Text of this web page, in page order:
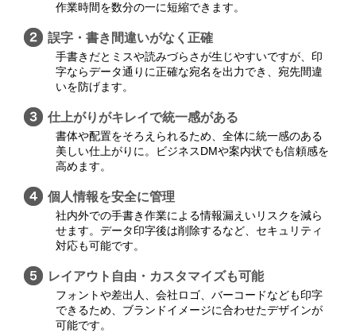
作業時間を数分の一に短縮できます。
誤字・書き間違いがなく正確
手書きだとミスや読みづらさが生じやすいですが、印
字ならデータ通りに正確な宛名を出力でき、宛先間違
いを防げます。
仕上がりがキレイで統一感がある
書体や配置をそろえられるため、全体に統一感のある
美しい仕上がりに。ビジネスDMや案内状でも信頼感を
高めます。
個人情報を安全に管理
社内外での手書き作業による情報漏えいリスクを減ら
せます。データ印字後は削除するなど、セキュリティ
対応も可能です。
レイアウト自由・カスタマイズも可能
フォントや差出人、会社ロゴ、バーコードなども印字
できるため、ブランドイメージに合わせたデザインが
可能です。